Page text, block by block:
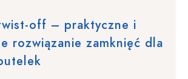
off – praktyczne i
rozwiązanie zamknięć dla